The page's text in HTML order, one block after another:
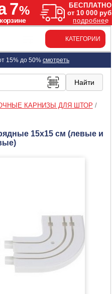
КАТЕГОРИИ
15% до 50% смотреть
КАРНИЗЫ ДЛЯ ШТОР /
15х15 см (левые и